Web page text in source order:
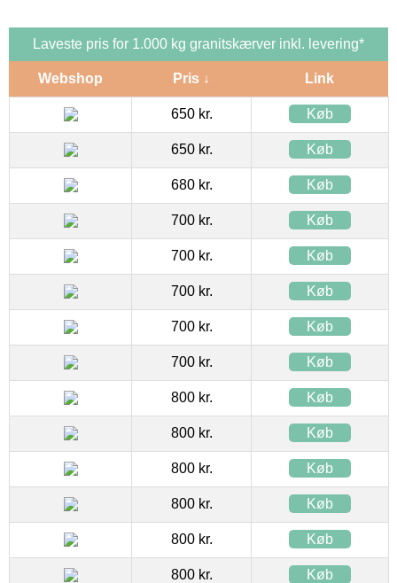
Laveste pris for 1.000 kg granitskærver inkl. levering*
Webshop Pris ↓ Link
650 kr. Køb
650 kr. Køb
680 kr. Køb
700 kr. Køb
700 kr. Køb
700 kr. Køb
700 kr. Køb
700 kr. Køb
800 kr. Køb
800 kr. Køb
800 kr. Køb
800 kr. Køb
800 kr. Køb
800 kr. Køb